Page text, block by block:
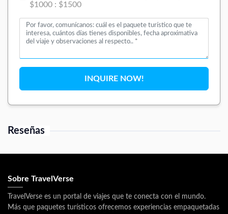
$1000 : $1500
INQUIRE NOW!
Reseñas
Sobre TravelVerse
TravelVerse es un portal de viajes que te conecta con el mundo.
Más que paquetes turísticos ofrecemos experiencias empaquetadas